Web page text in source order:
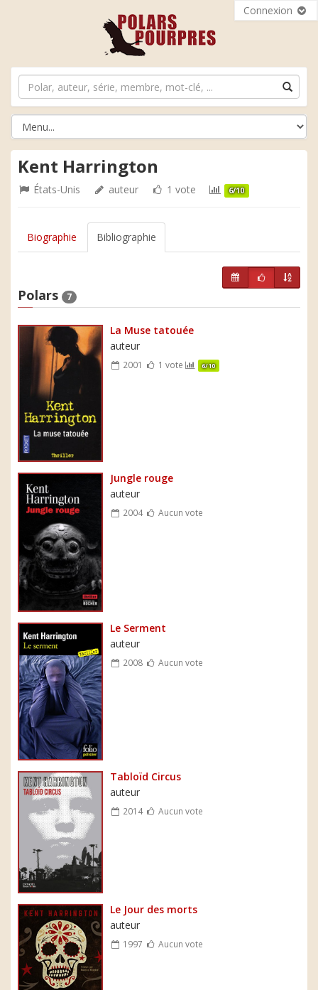
Connexion
Kent Harrington
États-Unis auteur 1 vote 6/10
Biographie Bibliographie
Polars 7
La Muse tatouée
auteur
2001 1 vote 6/10
Jungle rouge
auteur
2004 Aucun vote
Le Serment
auteur
2008 Aucun vote
Tabloïd Circus
auteur
2014 Aucun vote
Le Jour des morts
auteur
1997 Aucun vote